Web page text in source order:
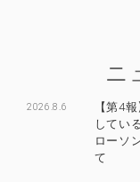
ニ
2026.8.6
【第4
してい
ローソ
て